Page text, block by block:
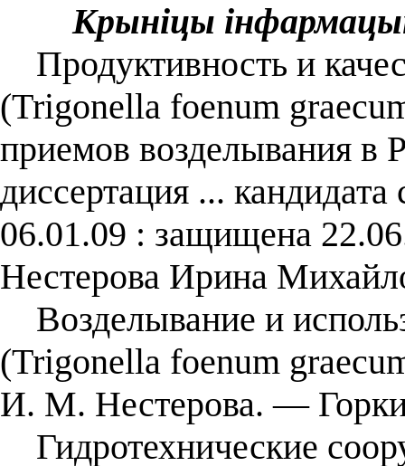
Крыніцы
Продуктивность и
(Trigonella foenum
приемов возделывания в
диссертация ...
06.01.09 : защищена
Нестерова Ирина
Возделывание и
(Trigonella foenum
И. М. Нестерова. —
Гидротехнические